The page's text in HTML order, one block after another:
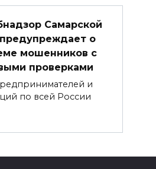
Самарской
о
мошенников с
проверками
и
по всей России